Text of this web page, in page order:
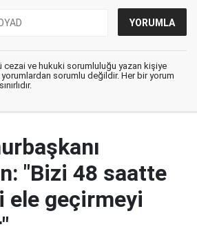
cezai ve hukuki sorumluluğu yazan kişiye
yorumlardan sorumlu değildir. Her bir yorum
"Bizi 48 saatte
ele geçirmeyi